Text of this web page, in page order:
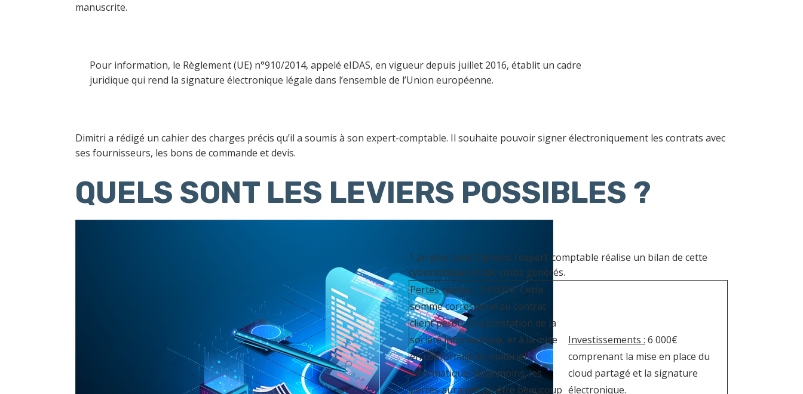
manuscrite.
Pour information, le Règlement (UE) n°910/2014, appelé eIDAS, en vigueur depuis juillet 2016, établit un cadre
juridique qui rend la signature électronique légale dans l’ensemble de l’Union européenne.
Dimitri a rédigé un cahier des charges précis qu’il a soumis à son expert-comptable. Il souhaite pouvoir signer électroniquement les contrats avec
ses fournisseurs, les bons de commande et devis.
QUELS SONT LES LEVIERS POSSIBLES ?
1 an plus tard, Clément l’expert-comptable réalise un bilan de cette
cyberattaque et des coûts générés.
Pertes réelles : 34 000€. Cette
somme correspond au contrat
client perdu, à la prestation de la
société informatique, et à la mise
en conformité du matériel
informatique. Néanmoins, les
pertes auraient pu être beaucoup
Investissements : 6 000€
comprenant la mise en place du
cloud partagé et la signature
électronique.